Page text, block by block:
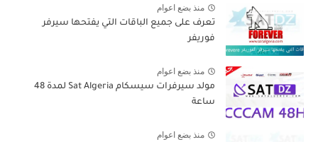
منذ بضع اعوام
تعرف على جميع الباقات التي يفتحها سيرفر
فوريفر
منذ بضع اعوام
مولد سيرفرات سيسكام Sat Algeria لمدة 48
ساعة
منذ بضع اعوام